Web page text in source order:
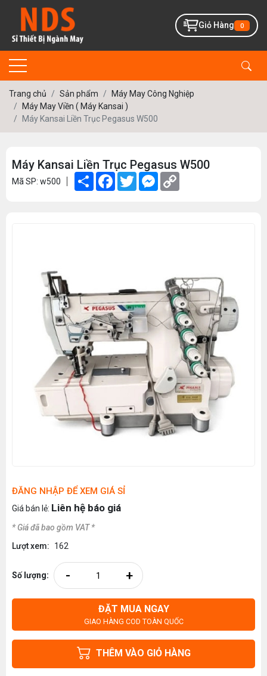
Giỏ Hàng 0
Trang chủ Sản phẩm
Máy May Công Nghiệp
Máy May Viền ( Máy Kansai )
Máy Kansai Liền Trục Pegasus W500
Máy Kansai Liền Trục Pegasus W500
Mã SP: w500 Share Facebook
TwitterMessenger
ĐĂNG NHẬP ĐỂ XEM GIÁ SỈ
Giá bán lẻ: Liên hệ báo giá
* Giá đã bao gồm VAT *
Lượt xem:
162
Số lượng: - +
ĐẶT MUA NGAY
GIAO HÀNG COD TOÀN QUỐC
THÊM VÀO GIỎ HÀNG